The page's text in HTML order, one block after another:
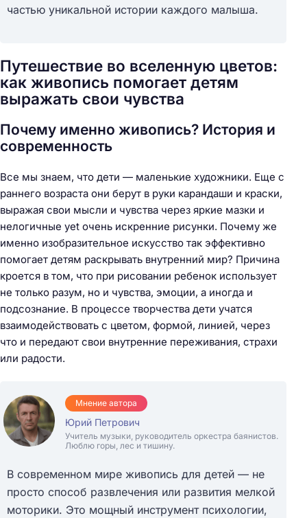
частью уникальной истории каждого малыша.
Путешествие во вселенную цветов:
как живопись помогает детям
выражать свои чувства
Почему именно живопись? История и
современность
Все мы знаем, что дети — маленькие художники. Еще с
раннего возраста они берут в руки карандаши и краски,
выражая свои мысли и чувства через яркие мазки и
нелогичные yet очень искренние рисунки. Почему же
именно изобразительное искусство так эффективно
помогает детям раскрывать внутренний мир? Причина
кроется в том, что при рисовании ребенок использует
не только разум, но и чувства, эмоции, а иногда и
подсознание. В процессе творчества дети учатся
взаимодействовать с цветом, формой, линией, через
что и передают свои внутренние переживания, страхи
или радости.
Мнение автора
Юрий Петрович
Учитель музыки, руководитель оркестра баянистов.
Люблю горы, лес и тишину.
В современном мире живопись для детей — не
просто способ развлечения или развития мелкой
моторики. Это мощный инструмент психологии,